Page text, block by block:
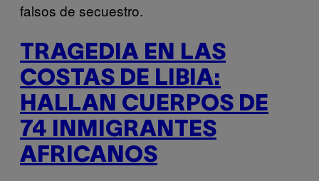
falsos de secuestro.
TRAGEDIA EN LAS
COSTAS DE LIBIA:
HALLAN CUERPOS DE
74 INMIGRANTES
AFRICANOS